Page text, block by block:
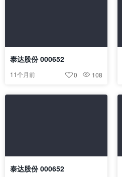
泰达股份 000652
11个月前 108
0
泰达股份 000652